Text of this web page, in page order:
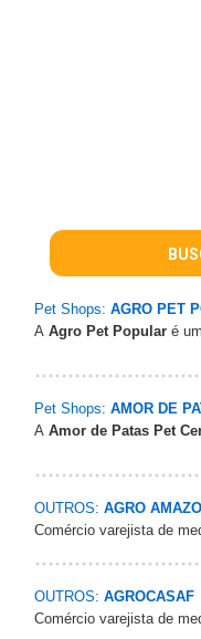
Pet Shops: AGRO PET
A Agro Pet Popular é
Pet Shops: AMOR DE
A Amor de Patas Pet
OUTROS: AGRO
Comércio varejista de
OUTROS: AGROCASAF
Comércio varejista de